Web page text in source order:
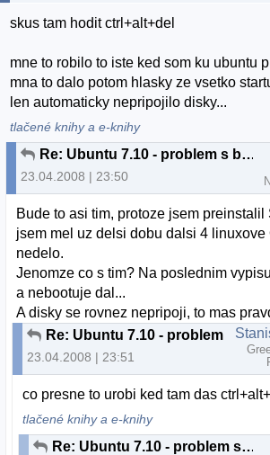
skus tam hodit ctrl+alt+del
mne to robilo to iste ked som ku ubuntu
mna to dalo potom hlasky ze vsetko
len automaticky nepripojilo disky...
tlačené knihy a e-knihy
Re: Ubuntu 7.10 - problem s bootovanim
23.04.2008 | 23:50
Bude to asi tim, protoze jsem preinstalil
jsem mel uz delsi dobu dalsi 4 linuxove
nedelo.
Jenomze co s tim? Na poslednim
a nebootuje dal...
A disky se rovnez nepripoji, to mas
Re: Ubuntu 7.10 - problem s bootovanim
23.04.2008 | 23:51
co presne to urobi ked tam das
tlačené knihy a e-knihy
Re: Ubuntu 7.10 - problem s bootovanim